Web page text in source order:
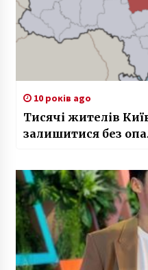
10 років ago
Тисячі жителів
залишитися без